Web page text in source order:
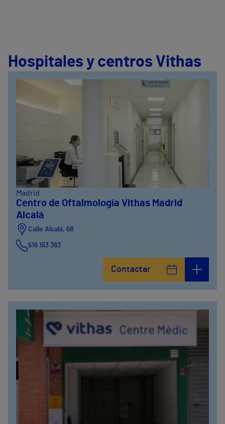
Hospitales y centros Vithas
Madrid
Centro de Oftalmología Vithas Madrid
Alcalá
Calle Alcalá, 68
616 163 383
Contactar